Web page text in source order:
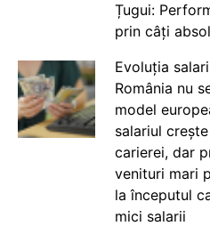
Țugui:
prin câți
Evoluția
România nu
model
salariul
carierei, dar
venituri mari
la începutul
mici salarii